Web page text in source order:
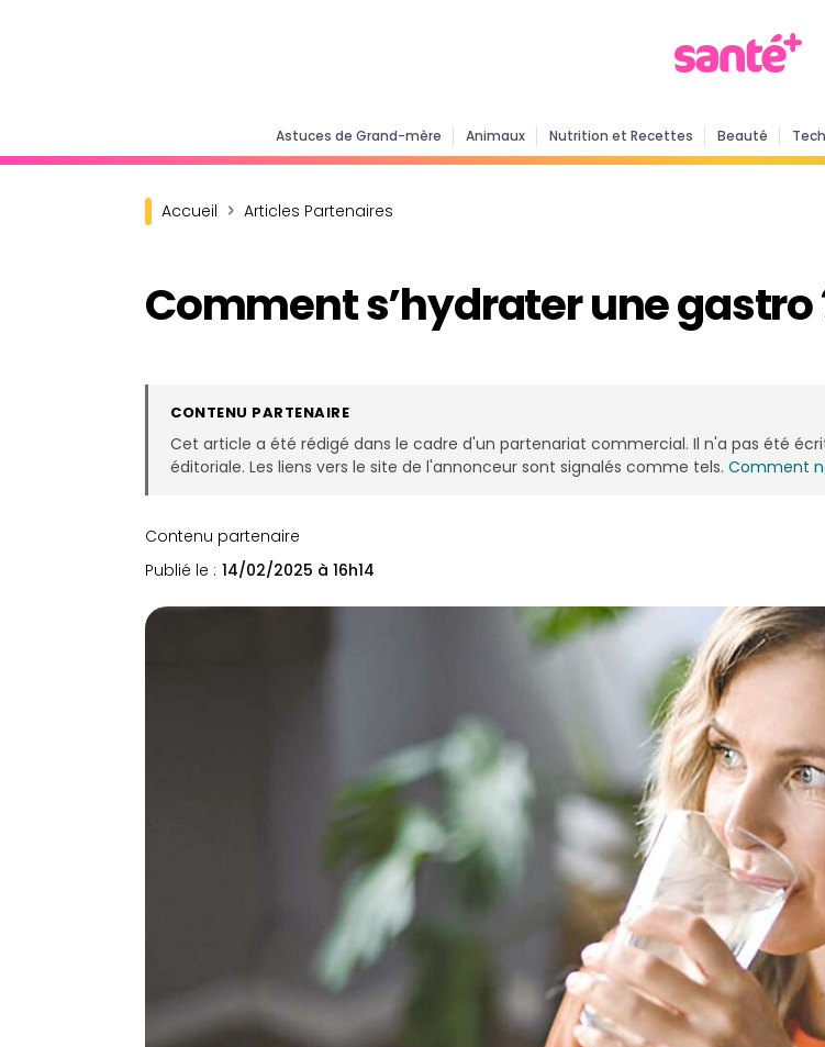
Astuces de Grand-mère Animaux Nutrition et Recettes Beauté
Accueil Articles Partenaires
Comment s’hydrater une gastro
CONTENU PARTENAIRE
Cet article a été rédigé dans le cadre d'un partenariat commercial. Il n'a pas été
éditoriale. Les liens vers le site de l'annonceur sont signalés comme tels. Comment
Contenu partenaire
Publié le : 14/02/2025 à 16h14